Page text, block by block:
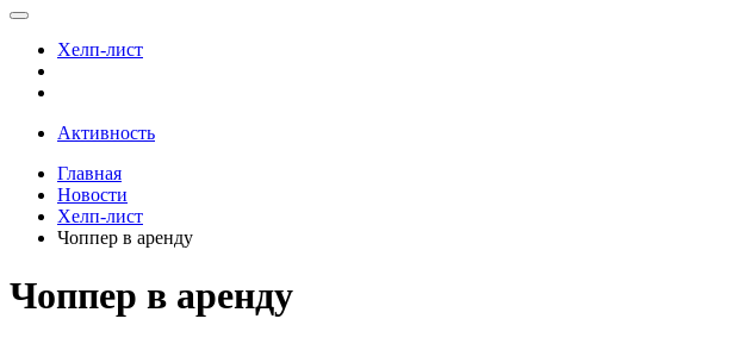
Хелп-лист
Активность
Главная
Новости
Хелп-лист
Чоппер в аренду
Чоппер в аренду